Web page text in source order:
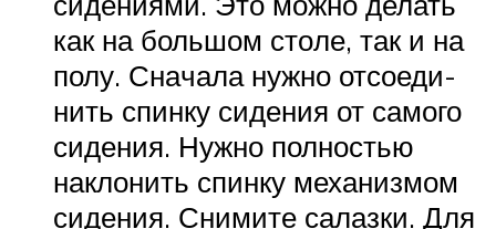
как на боль­шом сто­ле, так и на
полу. Сна­ча­ла нуж­но отсо­еди­
нить спин­ку сиде­ния от само­го
сиде­ния. Нуж­но пол­но­стью
накло­нить спин­ку меха­низ­мом
сиде­ния. Сни­ми­те салаз­ки. Для